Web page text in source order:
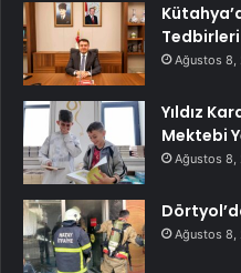
Tedbirleri
Ağustos 8,
Yıldız
Mektebi
Ağustos 8,
Ağustos 8,